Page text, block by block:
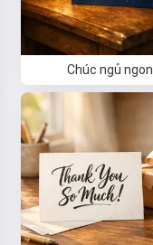
Chúc ngủ ngon